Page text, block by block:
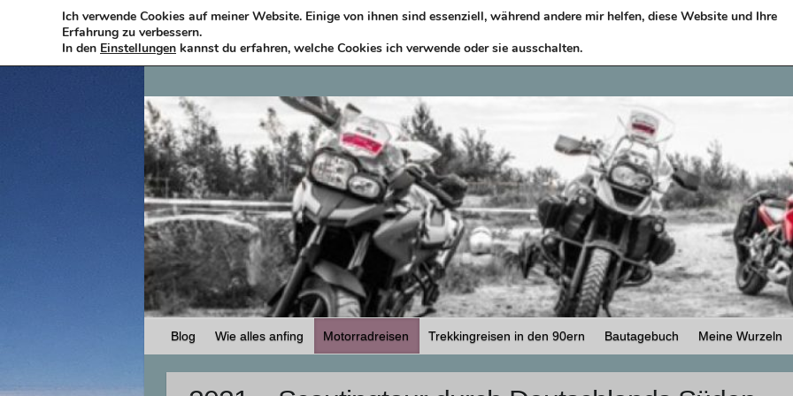
Blog Wie alles anfing Motorradreisen Trekkingreisen in den 90ern Bautagebuch Meine Wurzeln
Ich verwende Cookies auf meiner Website. Einige von ihnen sind essenziell, während andere mir helfen, diese Website und Ihre
Erfahrung zu verbessern.
In den Einstellungen kannst du erfahren, welche Cookies ich verwende oder sie ausschalten.